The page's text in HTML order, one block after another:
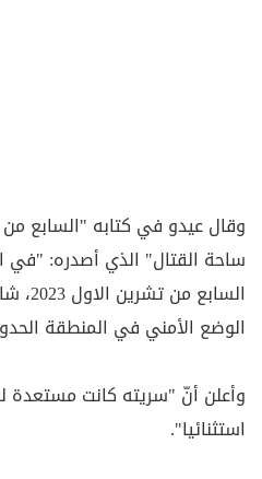
وقال عيدو في كتابه "السابع
ساحة القتال" الذي أصدره: "في
الوضع الأمني في المنطقة
وأعلن أنّ "سريته كانت مستعدة
استثنائيا".